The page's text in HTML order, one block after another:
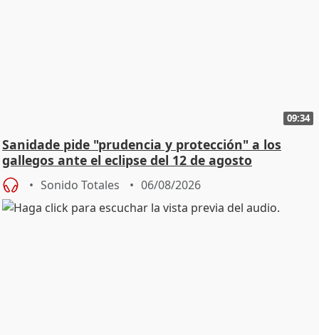
09:34
Sanidade pide "prudencia y protección" a los
gallegos ante el eclipse del 12 de agosto
Sonido Totales 06/08/2026